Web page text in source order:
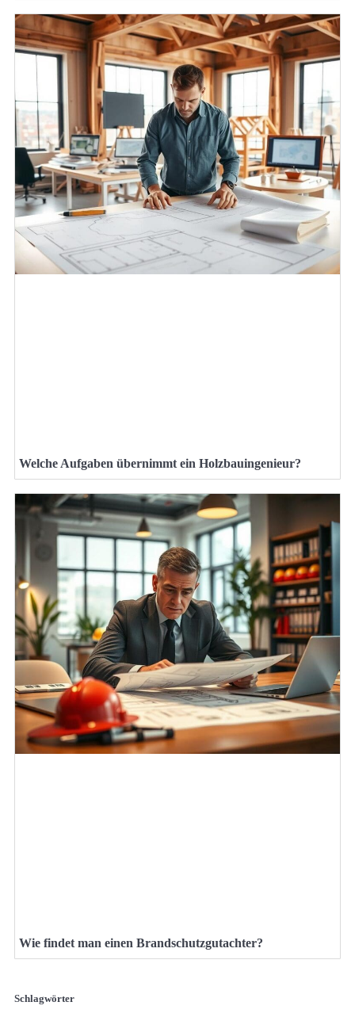
Welche Aufgaben übernimmt ein Holzbauingenieur?
Wie findet man einen Brandschutzgutachter?
Schlagwörter